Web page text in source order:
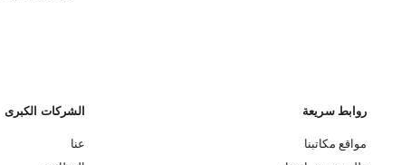
روابط سريعة
مواقع مكاتبنا
الشركات الكبرى
عنا